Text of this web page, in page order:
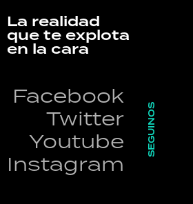
La realidad
que te explota
en la cara
Facebook
Twitter
Youtube
Instagram
SEGUINOS